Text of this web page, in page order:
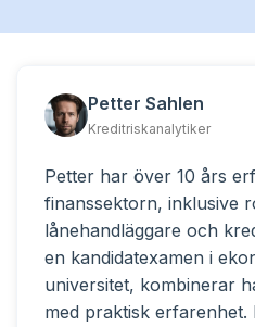
Petter Sahlen
Kreditriskanalytiker
Petter har över 10 års
finanssektorn, inklusive
lånehandläggare och
en kandidatexamen i
universitet, kombinerar
med praktisk